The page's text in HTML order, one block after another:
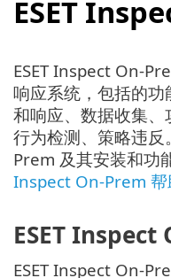
ESET
ESET Inspect On-
响应系统，包括的
和响应、数据收集、
行为检测、策略违反
Prem 及其安装和功
Inspect On-Prem 帮
ESET Inspect
ESET Inspect On-